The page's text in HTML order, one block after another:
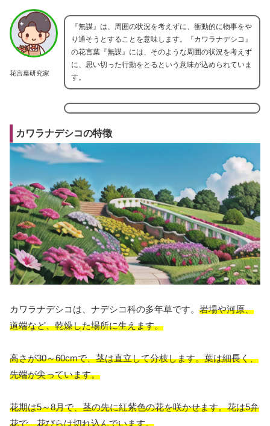
花言葉研究家
『無謀』は、周囲の状況を考えずに、衝動的に物事をや
り通そうとすることを意味します。『カワラナデシコ』
の花言葉『無謀』には、そのような周囲の状況を考えず
に、思い切った行動をとるという意味が込められていま
す。
カワラナデシコの特徴
カワラナデシコは、ナデシコ科の多年草です。 岩場や河原、
道端など、乾燥した場所に生えます。
高さが30～60cmで、茎は直立して分枝します。葉は細長く、
先端が尖っています。
花期は5～8月で、茎の先に紅紫色の花を咲かせます。花は5弁
花で、花びらは切れ込んでいます。